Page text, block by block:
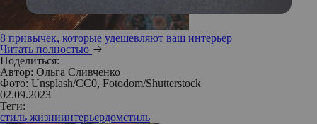
8 привычек, которые удешевляют ваш интерьер
Читать полностью
Поделиться:
Автор: Ольга Сливченко
Фото: Unsplash/СС0, Fotodom/Shutterstock
02.09.2023
Теги:
стиль жизниинтерьердомстиль